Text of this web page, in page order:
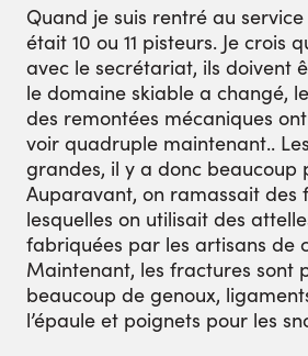
Quand je suis rentré au
était 10 ou 11 pisteurs. Je crois
avec le secrétariat, ils doivent
le domaine skiable a changé,
des remontées mécaniques
voir quadruple maintenant..
grandes, il y a donc beaucoup
Auparavant, on ramassait des
lesquelles on utilisait des
fabriquées par les artisans de
Maintenant, les fractures sont
beaucoup de genoux,
l’épaule et poignets pour les